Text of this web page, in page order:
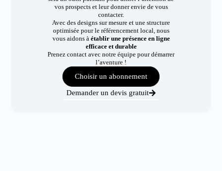
vos prospects et leur donner envie de vous
contacter.
Avec des designs sur mesure et une structure
optimisée pour le référencement local, nous
vous aidons à établir une présence en ligne
efficace et durable
Prenez contact avec notre équipe pour démarrer
l’aventure !
Choisir un abonnement
Demander un devis gratuit